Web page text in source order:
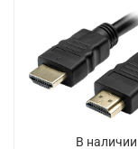
В наличии